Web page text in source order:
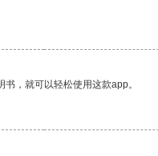
，就可以轻松使用这款app。